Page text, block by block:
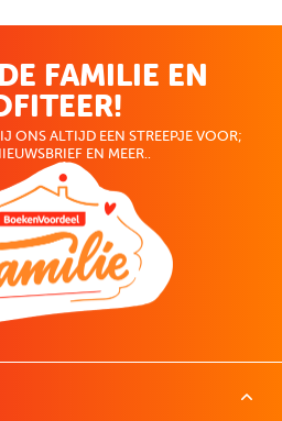
FAMILIE EN
ONS ALTIJD EEN STREEPJE VOOR;
EN MEER..